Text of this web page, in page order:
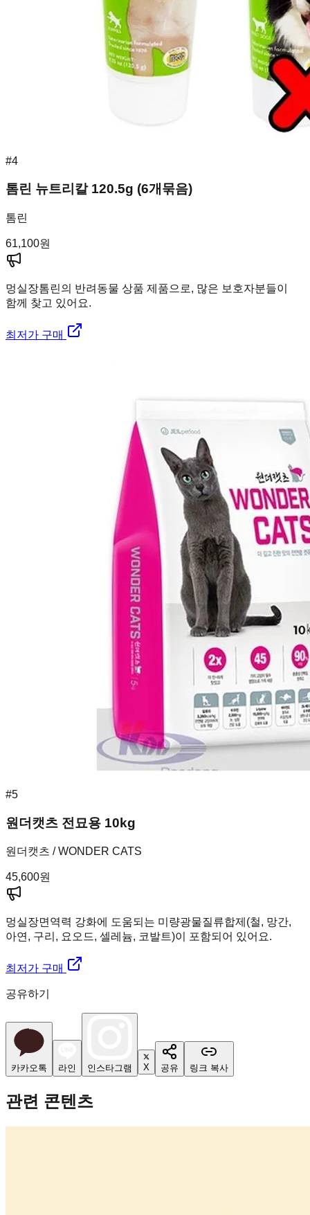
#4
톰린 뉴트리칼 120.5g (6개묶음)
톰린
61,100원
멍실장톰린의 반려동물 상품 제품으로, 많은 보호자분들이
함께 찾고 있어요.
최저가 구매
#5
원더캣츠 전묘용 10kg
원더캣츠 / WONDER CATS
45,600원
멍실장면역력 강화에 도움되는 미량광물질류합제(철, 망간,
아연, 구리, 요오드, 셀레늄, 코발트)이 포함되어 있어요.
최저가 구매
공유하기
카카오톡 라인 인스타그램 X 공유 링크 복사
관련 콘텐츠